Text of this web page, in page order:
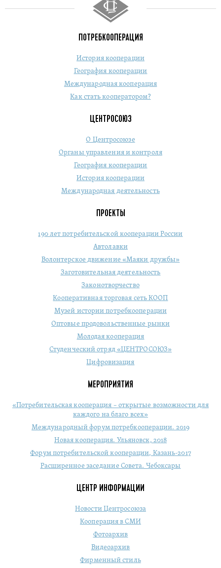
ПОТРЕБКООПЕРАЦИЯ
История кооперации
География кооперации
Международная кооперация
Как стать кооператором?
ЦЕНТРОСОЮЗ
О Центросоюзе
Органы управления и контроля
География кооперации
История кооперации
Международная деятельность
ПРОЕКТЫ
190 лет потребительской кооперации России
Автолавки
Волонтерское движение «Маяки дружбы»
Заготовительная деятельность
Законотворчество
Кооперативная торговая сеть КООП
Музей истории потребкооперации
Оптовые продовольственные рынки
Молодая кооперация
Студенческий отряд «ЦЕНТРОСОЮЗ»
Цифровизация
МЕРОПРИЯТИЯ
«Потребительская кооперация – открытые возможности для
каждого на благо всех»
Международный форум потребкооперации. 2019
Новая кооперация. Ульяновск, 2018
Форум потребительской кооперации, Казань-2017
Расширенное заседание Совета. Чебоксары
ЦЕНТР ИНФОРМАЦИИ
Новости Центросоюза
Кооперация в СМИ
Фотоархив
Видеоархив
Фирменный стиль